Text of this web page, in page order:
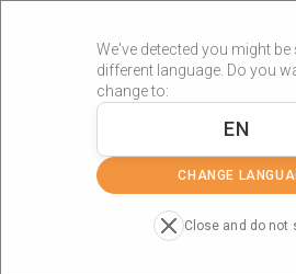
We've detected you might be
different language. Do you
change to:
EN
CHANGE
Close and do not
su presencia en la 6ª Edición de las
Manos» en Madrid